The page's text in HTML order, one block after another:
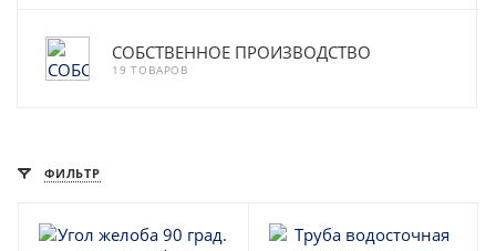
СОБСТВЕННОЕ ПРОИЗВОДСТВО
19 ТОВАРОВ
ФИЛЬТР